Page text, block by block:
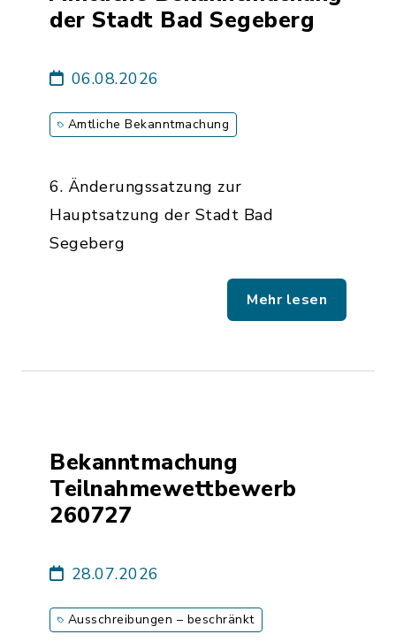
der Stadt Bad Segeberg
06.08.2026
Amtliche Bekanntmachung
6. Änderungssatzung zur
Hauptsatzung der Stadt Bad
Segeberg
Mehr lesen
Bekanntmachung
Teilnahmewettbewerb
260727
28.07.2026
Ausschreibungen – beschränkt